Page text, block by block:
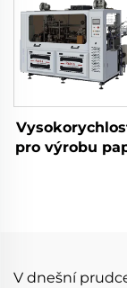
pro výrobu
V dnešní